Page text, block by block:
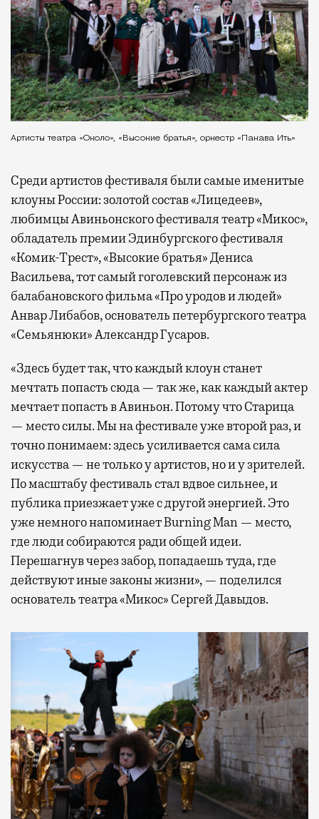
Артисты театра «Около», «Высокие братья», оркестр «Пакава Ить»
Среди артистов фестиваля были самые именитые
клоуны России: золотой состав «Лицедеев»,
любимцы Авиньонского фестиваля театр «Микос»,
обладатель премии Эдинбургского фестиваля
«Комик-Трест», «Высокие братья» Дениса
Васильева, тот самый гоголевский персонаж из
балабановского фильма «Про уродов и людей»
Анвар Либабов, основатель петербургского театра
«Семьянюки» Александр Гусаров.
«Здесь будет так, что каждый клоун станет
мечтать попасть сюда — так же, как каждый актер
мечтает попасть в Авиньон. Потому что Старица
— место силы. Мы на фестивале уже второй раз, и
точно понимаем: здесь усиливается сама сила
искусства — не только у артистов, но и у зрителей.
По масштабу фестиваль стал вдвое сильнее, и
публика приезжает уже с другой энергией. Это
уже немного напоминает Burning Man — место,
где люди собираются ради общей идеи.
Перешагнув через забор, попадаешь туда, где
действуют иные законы жизни», — поделился
основатель театра «Микос» Сергей Давыдов.